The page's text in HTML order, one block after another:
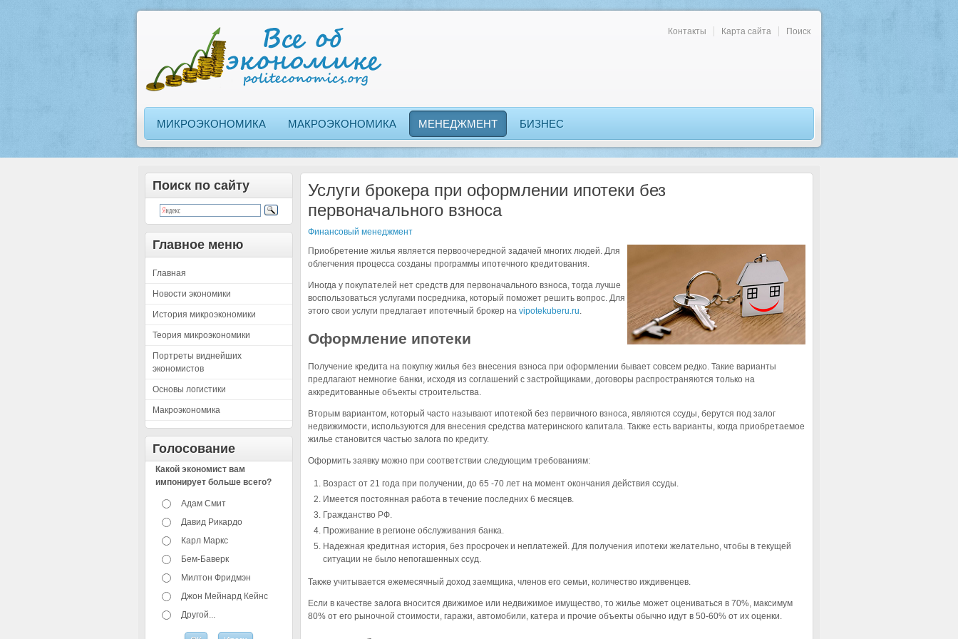
Контакты Карта сайта Поиск
МИКРОЭКОНОМИКА МАКРОЭКОНОМИКА МЕНЕДЖМЕНТ БИЗНЕС
Поиск по сайту
Главное меню
Главная
Новости экономики
История микроэкономики
Теория микроэкономики
Портреты виднейших
экономистов
Основы логистики
Макроэкономика
Голосование
Какой экономист вам
импонирует больше всего?
Адам Смит
Давид Рикардо
Карл Маркс
Бем-Баверк
Милтон Фридмэн
Джон Мейнард Кейнс
Другой...
Услуги брокера при оформлении ипотеки без
первоначального взноса
Финансовый менеджмент
Приобретение жилья является первоочередной задачей многих людей. Для
облегчения процесса созданы программы ипотечного кредитования.
Иногда у покупателей нет средств для первоначального взноса, тогда лучше
воспользоваться услугами посредника, который поможет решить вопрос. Для
этого свои услуги предлагает ипотечный брокер наvipotekuberu.ru.
Оформление ипотеки
Получение кредита на покупку жилья без внесения взноса при оформлении бывает совсем редко. Такие варианты
предлагают немногие банки, исходя из соглашений с застройщиками, договоры распространяются только на
аккредитованные объекты строительства.
Вторым вариантом, который часто называют ипотекой без первичного взноса, являются ссуды, берутся под залог
недвижимости, используются для внесения средства материнского капитала. Также есть варианты, когда приобретаемое
жилье становится частью залога по кредиту.
Оформить заявку можно при соответствии следующим требованиям:
Возраст от 21 года при получении, до 65 -70 лет на момент окончания действия ссуды.
Имеется постоянная работа в течение последних 6 месяцев.
Гражданство РФ.
Проживание в регионе обслуживания банка.
Надежная кредитная история, без просрочек и неплатежей. Для получения ипотеки желательно, чтобы в текущей
ситуации не было непогашенных ссуд.
Также учитывается ежемесячный доход заемщика, членов его семьи, количество иждивенцев.
Если в качестве залога вносится движимое или недвижимое имущество, то жилье может оцениваться в 70%, максимум
80% от его рыночной стоимости, гаражи, автомобили, катера и прочие объекты обычно идут в 50-60% от их оценки.